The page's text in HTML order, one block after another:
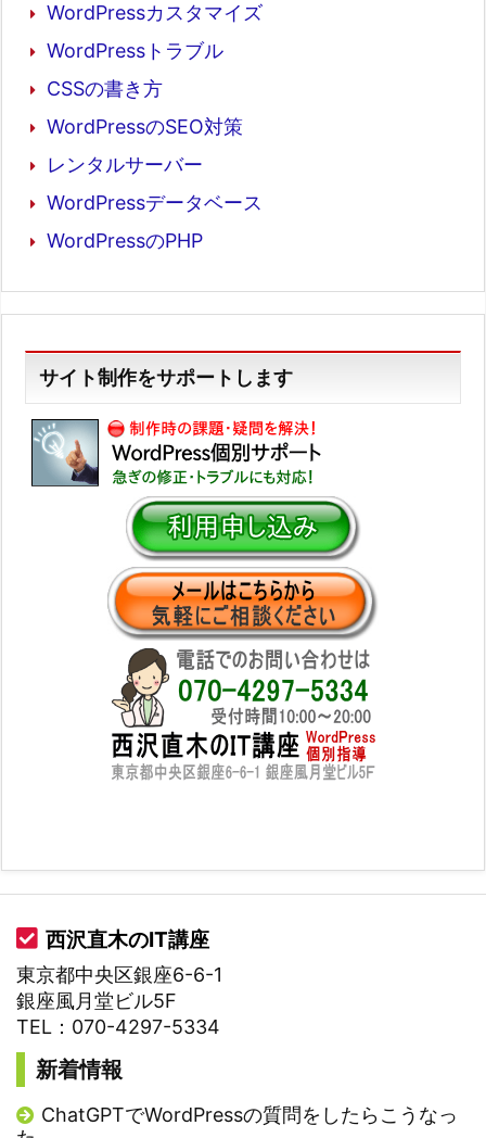
WordPressカスタマイズ
WordPressトラブル
CSSの書き方
WordPressのSEO対策
レンタルサーバー
WordPressデータベース
WordPressのPHP
サイト制作をサポートします
西沢直木のIT講座
東京都中央区銀座6-6-1
銀座風月堂ビル5F
TEL：070-4297-5334
新着情報
ChatGPTでWordPressの質問をしたらこうなっ